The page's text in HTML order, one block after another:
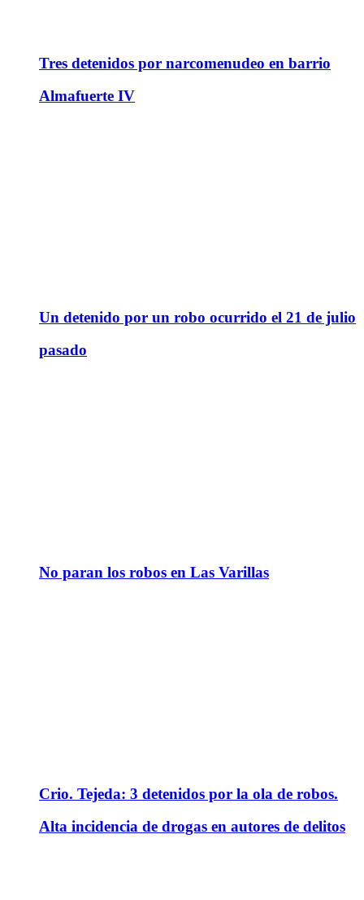
Tres detenidos por narcomenudeo en barrio
Almafuerte IV
Un detenido por un robo ocurrido el 21 de julio
pasado
No paran los robos en Las Varillas
Crio. Tejeda: 3 detenidos por la ola de robos.
Alta incidencia de drogas en autores de delitos